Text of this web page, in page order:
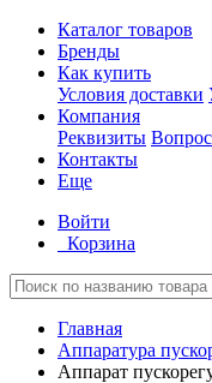
Каталог товаров
Бренды
Как купить
Условия доставки
Компания
Реквизиты
Контакты
Еще
Войти
Корзина
Главная
Аппаратура
Аппарат